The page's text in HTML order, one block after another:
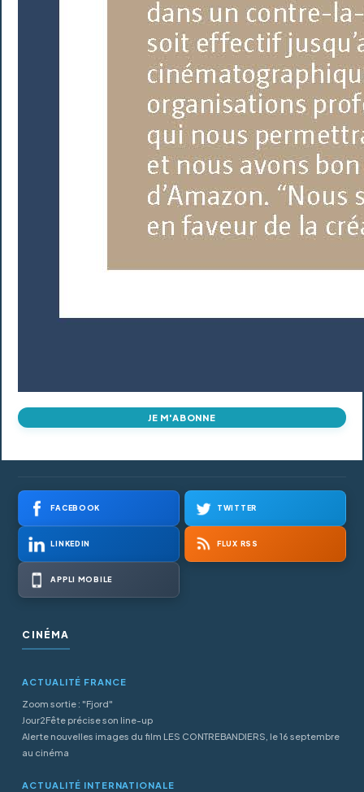
JE M'ABONNE
FACEBOOK TWITTER
LINKEDIN FLUX RSS
APPLI MOBILE
CINÉMA
ACTUALITÉ FRANCE
Zoom sortie : "Fjord"
Jour2Fête précise son line-up
Alerte nouvelles images du film LES CONTREBANDIERS, le 16 septembre
au cinéma
ACTUALITÉ INTERNATIONALE